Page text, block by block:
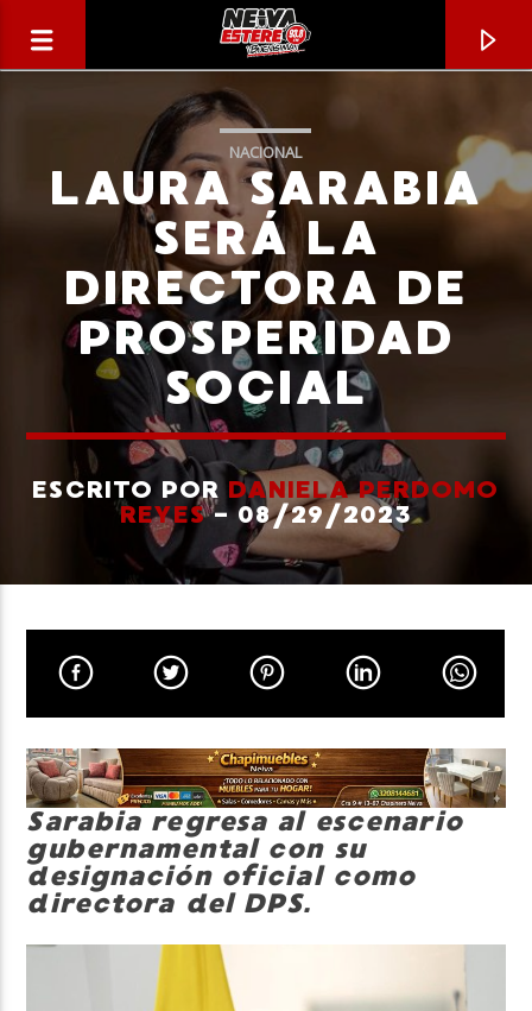
CANCIÓN ACTUAL
TÍTULO
ARTISTA
Neiva Estereo
NACIONAL
LAURA SARABIA
SERÁ LA
DIRECTORA DE
PROSPERIDAD
SOCIAL
ESCRITO POR DANIELA PERDOMO
REYES- 08/29/2023
Sarabia regresa al escenario
gubernamental con su
designación oficial como
directora del DPS.